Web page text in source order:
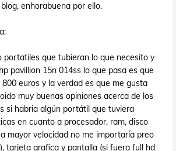
enhorabuena por ello.
portatiles que tubieran lo que necesito y
pavillion 15n 014ss lo que pasa es que
euros y la verdad es que me gusta
muy buenas opiniones acerca de los
si habria algún portátil que tuviera
en cuanto a procesador, ram, disco
mayor velocidad no me importaría preo
tarjeta grafica y pantalla (si fuera full hd